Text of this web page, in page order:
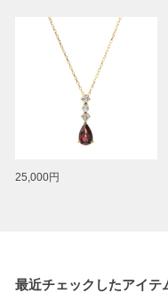
25,000円
最近チェックしたアイテ